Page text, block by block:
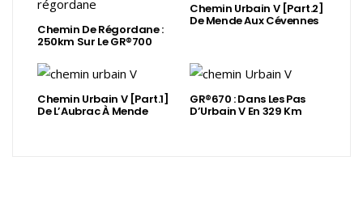
Chemin De Régordane :
250km Sur Le GR®700
Chemin Urbain V [Part.2]
De Mende Aux Cévennes
Chemin Urbain V [Part.1]
De L’Aubrac À Mende
GR®670 : Dans Les Pas
D’Urbain V En 329 Km